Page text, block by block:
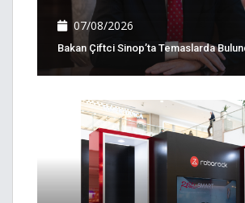
07/08/2026
Bakan Çiftci Sinop’ta Temaslarda